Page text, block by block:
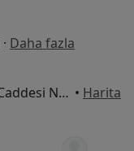
· Daha fazla
Yörük Selim Mahallesi 12 Şubat Caddesi No: 11, Kahramanmaraş • Harita